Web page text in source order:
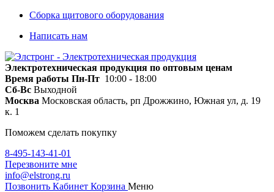
Сборка щитового оборудования
Написать нам
Электротехническая продукция по оптовым ценам
Время работы Пн-Пт 10:00 - 18:00
Сб-Вс Выходной
Москва Московская область, рп Дрожжино, Южная ул, д. 19
к. 1
Поможем сделать покупку
8-495-143-41-01
Перезвоните мне
info@elstrong.ru
Позвонить Кабинет Корзина Меню